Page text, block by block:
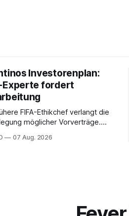
Investorenplan:
Experte fordert
FIFA-Ethikchef verlangt die
möglicher Vorverträge.
Rolle entscheidend sein.
07 Aug. 2026